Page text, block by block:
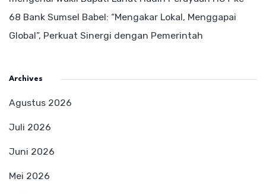
68 Bank Sumsel Babel: “Mengakar Lokal, Menggapai
Global”, Perkuat Sinergi dengan Pemerintah
Archives
Agustus 2026
Juli 2026
Juni 2026
Mei 2026